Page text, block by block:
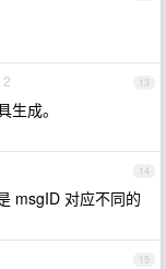
13
2
成。
14
msgID 对应不同的
15